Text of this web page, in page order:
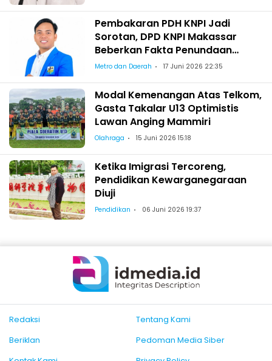
Pembakaran PDH KNPI Jadi
Sorotan, DPD KNPI Makassar
Beberkan Fakta Penundaan
Pelantikan Wajo
Metro dan Daerah 17 Juni 2026 22:35
Modal Kemenangan Atas Telkom,
Gasta Takalar U13 Optimistis
Lawan Anging Mammiri
Olahraga 15 Juni 2026 15:18
Ketika Imigrasi Tercoreng,
Pendidikan Kewarganegaraan
Diuji
Pendidikan 06 Juni 2026 19:37
Redaksi
Tentang Kami
Beriklan
Pedoman Media Siber